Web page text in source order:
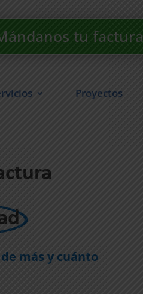
tu factura
Proyectos
más y cuánto